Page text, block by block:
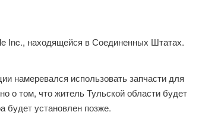
Inc., находящейся в Соединенных Штатах.
намеревался использовать запчасти для
о том, что житель Тульской области будет
будет установлен позже.